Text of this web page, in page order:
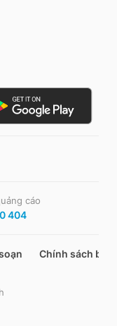
cáo
404
Chính sách bảo